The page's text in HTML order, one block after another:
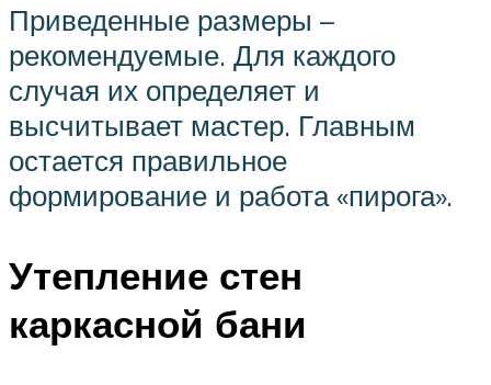
Приведенные размеры –
рекомендуемые. Для каждого
случая их определяет и
высчитывает мастер. Главным
остается правильное
формирование и работа «пирога».
Утепление стен
каркасной бани